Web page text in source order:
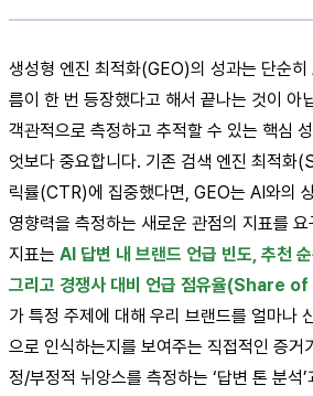
생성형 엔진 최적화(GEO)의 성과는 단순히
름이 한 번 등장했다고 해서 끝나는 것이 아
객관적으로 측정하고 추적할 수 있는 핵심
엇보다 중요합니다. 기존 검색 엔진 최적화
릭률(CTR)에 집중했다면, GEO는 AI와의
영향력을 측정하는 새로운 관점의 지표를
지표는 AI 답변 내 브랜드 언급 빈도, 추천
그리고 경쟁사 대비 언급 점유율(Share
가 특정 주제에 대해 우리 브랜드를 얼마나
으로 인식하는지를 보여주는 직접적인 증거
정/부정적 뉘앙스를 측정하는 ‘답변 톤 분석